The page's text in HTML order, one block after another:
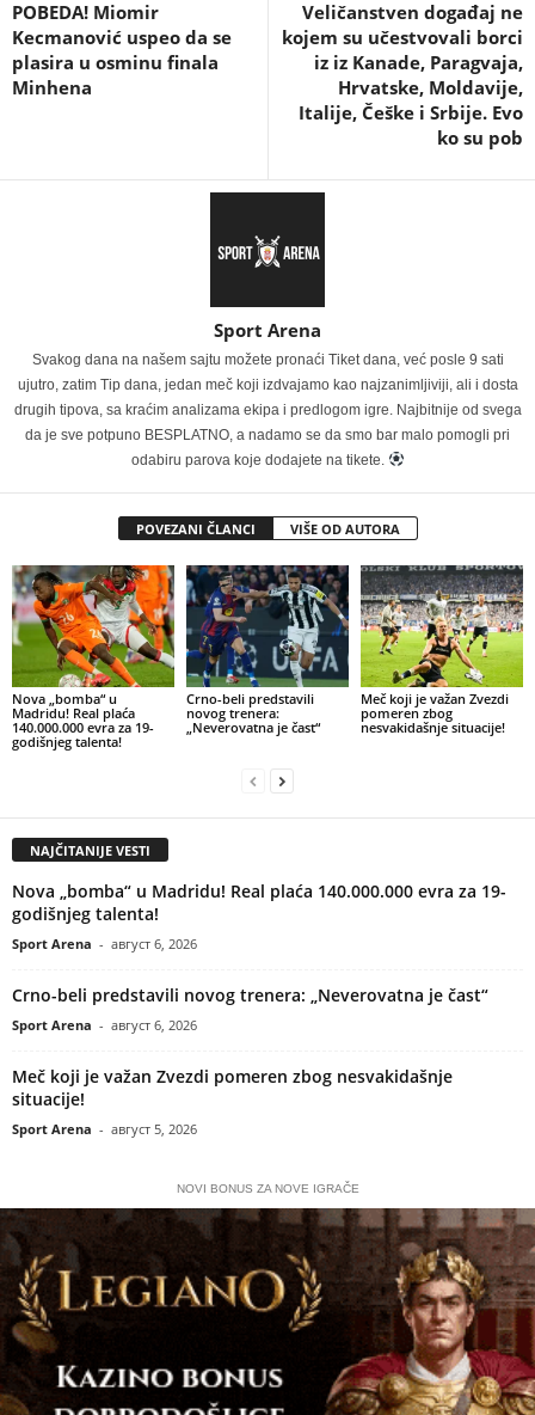
POBEDA! Miomir
Kecmanović uspeo da se
plasira u osminu finala
Minhena
Veličanstven događaj ne
kojem su učestvovali borci
iz iz Kanade, Paragvaja,
Hrvatske, Moldavije,
Italije, Češke i Srbije. Evo
ko su pob
Sport Arena
Svakog dana na našem sajtu možete pronaći Tiket dana, već posle 9 sati
ujutro, zatim Tip dana, jedan meč koji izdvajamo kao najzanimljiviji, ali i dosta
drugih tipova, sa kraćim analizama ekipa i predlogom igre. Najbitnije od svega
da je sve potpuno BESPLATNO, a nadamo se da smo bar malo pomogli pri
odabiru parova koje dodajete na tikete.
POVEZANI ČLANCI VIŠE OD AUTORA
Nova „bomba“ u
Madridu! Real plaća
140.000.000 evra za 19-
godišnjeg talenta!
Crno-beli predstavili
novog trenera:
„Neverovatna je čast“
Meč koji je važan Zvezdi
pomeren zbog
nesvakidašnje situacije!
NAJČITANIJE VESTI
Nova „bomba“ u Madridu! Real plaća 140.000.000 evra za 19-
godišnjeg talenta!
Sport Arena - август 6, 2026
Crno-beli predstavili novog trenera: „Neverovatna je čast“
Sport Arena - август 6, 2026
Meč koji je važan Zvezdi pomeren zbog nesvakidašnje
situacije!
Sport Arena - август 5, 2026
NOVI BONUS ZA NOVE IGRAČE